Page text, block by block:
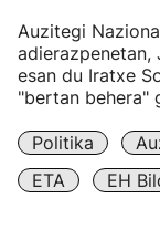
Auzitegi
adierazpenetan,
esan du Iratxe
"bertan behera"
Politika
ETA
EH